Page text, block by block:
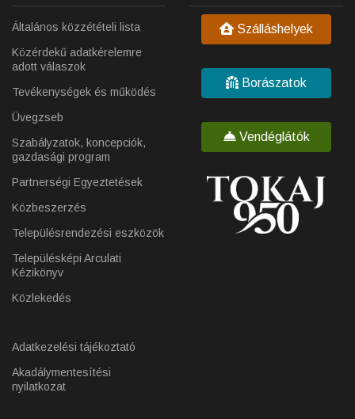
Általános közzétételi lista
Közérdekű adatkérelemre
adott válaszok
Tevékenységek és működés
Üvegzseb
Szabályzatok, koncepciók,
gazdasági program
Partnerségi Egyeztetések
Közbeszerzés
Településrendezési eszközök
Településképi Arculati
Kézikönyv
Közlekedés
Adatkezelési tájékoztató
Akadálymentesítési
nyilatkozat
Szálláshelyek
Borászatok
Vendéglátók